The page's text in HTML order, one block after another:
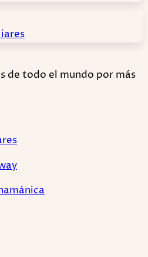
de todo el mundo por más